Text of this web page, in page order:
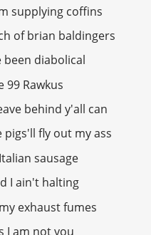
supplying coffins
of brian baldingers
been diabolical
99 Rawkus
behind y'all can
pigs'll fly out my ass
sausage
I ain't halting
exhaust fumes
I am not you